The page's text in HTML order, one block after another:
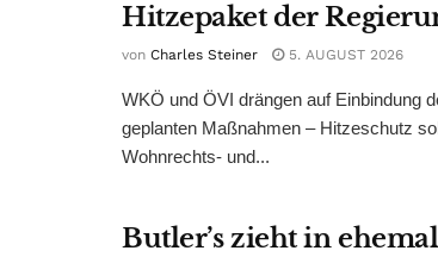
Hitzepaket der
von Charles Steiner 5. AUGUST 2026
WKÖ und ÖVI drängen auf Einbindung
geplanten Maßnahmen – Hitzeschutz
Wohnrechts- und...
Butler’s zieht in